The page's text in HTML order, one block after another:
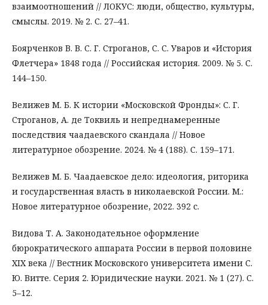
взаимоотношений // ЛОКУС: люди, общество, культуры,
смыслы. 2019. № 2. С. 27–41.
Боярченков В. В. С. Г. Строганов, С. С. Уваров и «История
Флетчера» 1848 года // Российская история. 2009. № 5. С.
144–150.
Велижев М. Б. К истории «Московской Фронды»: С. Г.
Строганов, А. де Токвиль и непреднамеренные
последствия чаадаевского скандала // Новое
литературное обозрение. 2024. № 4 (188). С. 159–171.
Велижев М. Б. Чаадаевское дело: идеология, риторика
и государственная власть в николаевской России. М.:
Новое литературное обозрение, 2022. 392 с.
Видова Т. А. Законодательное оформление
бюрократического аппарата России в первой половине
XIX века // Вестник Московского университета имени С.
Ю. Витте. Серия 2. Юридические науки. 2021. № 1 (27). С.
5–12.